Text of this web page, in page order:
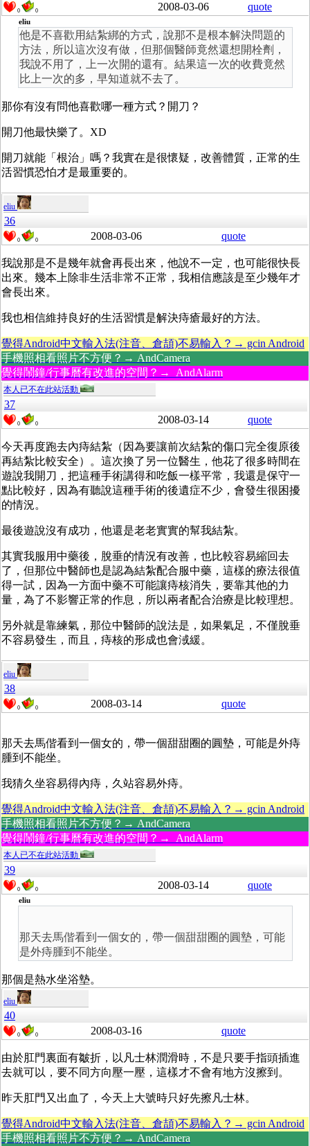
0 0 2008-03-06 quote
eliu
他是不喜歡用結紮綁的方式，說那不是根本解決問題的
方法，所以這次沒有做，但那個醫師竟然還想開栓劑，
我說不用了，上一次開的還有。結果這一次的收費竟然
比上一次的多，早知道就不去了。
那你有沒有問他喜歡哪一種方式？開刀？
開刀他最快樂了。XD
開刀就能「根治」嗎？我實在是很懷疑，改善體質，正常的生
活習慣恐怕才是最重要的。
eliu
36
0 0 2008-03-06 quote
我說那是不是幾年就會再長出來，他說不一定，也可能很快長
出來。幾本上除非生活非常不正常，我相信應該是至少幾年才
會長出來。
我也相信維持良好的生活習慣是解決痔瘡最好的方法。
覺得Android中文輸入法(注音、倉頡)不易輸入？→ gcin Android
手機照相看照片不方便？→ AndCamera
覺得鬧鐘/行事曆有改進的空間？→ AndAlarm
本人已不在此站活動
37
0 0 2008-03-14 quote
今天再度跑去內痔結紮（因為要讓前次結紮的傷口完全復原後
再結紮比較安全）。這次換了另一位醫生，他花了很多時間在
遊說我開刀，把這種手術講得和吃飯一樣平常，我還是保守一
點比較好，因為有聽說這種手術的後遺症不少，會發生很困擾
的情況。
最後遊說沒有成功，他還是老老實實的幫我結紮。
其實我服用中藥後，脫垂的情況有改善，也比較容易縮回去
了，但那位中醫師也是認為結紮配合服中藥，這樣的療法很值
得一試，因為一方面中藥不可能讓痔核消失，要靠其他的力
量，為了不影響正常的作息，所以兩者配合治療是比較理想。
另外就是靠練氣，那位中醫師的說法是，如果氣足，不僅脫垂
不容易發生，而且，痔核的形成也會淢緩。
eliu
38
0 0 2008-03-14 quote
那天去馬偕看到一個女的，帶一個甜甜圈的圓墊，可能是外痔
腫到不能坐。
我猜久坐容易得內痔，久站容易外痔。
覺得Android中文輸入法(注音、倉頡)不易輸入？→ gcin Android
手機照相看照片不方便？→ AndCamera
覺得鬧鐘/行事曆有改進的空間？→ AndAlarm
本人已不在此站活動
39
0 0 2008-03-14 quote
eliu
那天去馬偕看到一個女的，帶一個甜甜圈的圓墊，可能
是外痔腫到不能坐。
那個是熱水坐浴墊。
eliu
40
0 0 2008-03-16 quote
由於肛門裏面有皺折，以凡士林潤滑時，不是只要手指頭插進
去就可以，要不同方向壓一壓，這樣才不會有地方沒擦到。
昨天肛門又出血了，今天上大號時只好先擦凡士林。
覺得Android中文輸入法(注音、倉頡)不易輸入？→ gcin Android
手機照相看照片不方便？→ AndCamera